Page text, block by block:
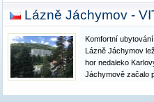
poplatek. Vybavení
s recepcí,…
Lázně Jáchymov -
Komfortní
Lázně Jáchymov
hor nedaleko
Jáchymově začalo
Lázně jsou